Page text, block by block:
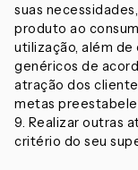
suas
produto ao
utilização, além
genéricos de
atração dos
metas
9. Realizar outras
critério do seu